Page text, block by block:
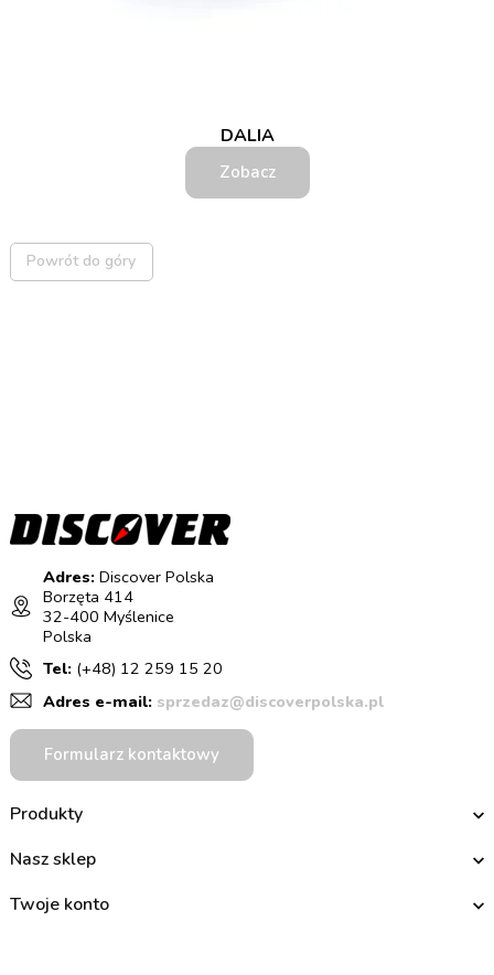
DALIA
Zobacz
Powrót do góry
Adres:Discover Polska
Borzęta 414
32-400 Myślenice
Polska
Tel: (+48) 12 259 15 20
Adres e-mail: sprzedaz@discoverpolska.pl
Formularz kontaktowy
Produkty
Nasz sklep
Twoje konto